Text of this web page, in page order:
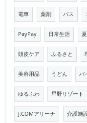
電車 薬剤 バス
PayPay 日常生活 夏
頭皮ケア ふるさと
美容用品 うどん バ
ゆるふわ 星野リゾート
J:COMアリーナ 介護施